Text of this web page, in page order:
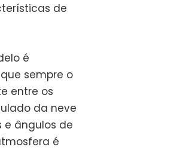
de
é
sempre o
entre os
da neve
e ângulos de
é